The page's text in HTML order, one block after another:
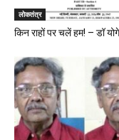
लोकतंत्र
किन राहों पर चलें हम! – डॉ